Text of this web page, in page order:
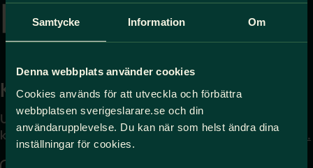
Samtycke Information Om
Denna webbplats använder cookies
Cookies används för att utveckla och förbättra
webbplatsen sverigeslarare.se och din
användarupplevelse. Du kan när som helst ändra dina
inställningar för cookies.
Kontakta
Uppgifter om hur du
kontaktar oss finns här.
Press
på press@sverigeslarare.